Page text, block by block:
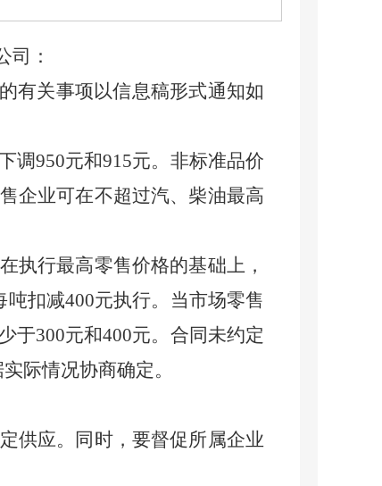
司：
有关事项以信息稿形式通知如
调950元和915元。非标准品价
企业可在不超过汽、柴油最高
执行最高零售价格的基础上，
扣减400元执行。当市场零售
于300元和400元。合同未约定
际情况协商确定。
供应。同时，要督促所属企业